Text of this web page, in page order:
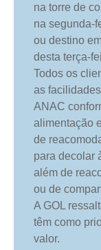
na torre de
na segunda-
ou destino
desta terça-
Todos os
as
ANAC
alimentação
de
para decolar
além de
ou de
A GOL
têm como
valor.